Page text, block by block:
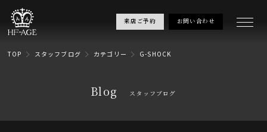
来店ご予約 お問い合わせ
TOP スタッフブログ カテゴリー G-SHOCK
Blog スタッフブログ